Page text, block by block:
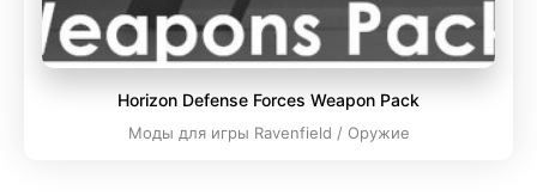
Horizon Defense Forces Weapon Pack
Моды для игры Ravenfield / Оружие